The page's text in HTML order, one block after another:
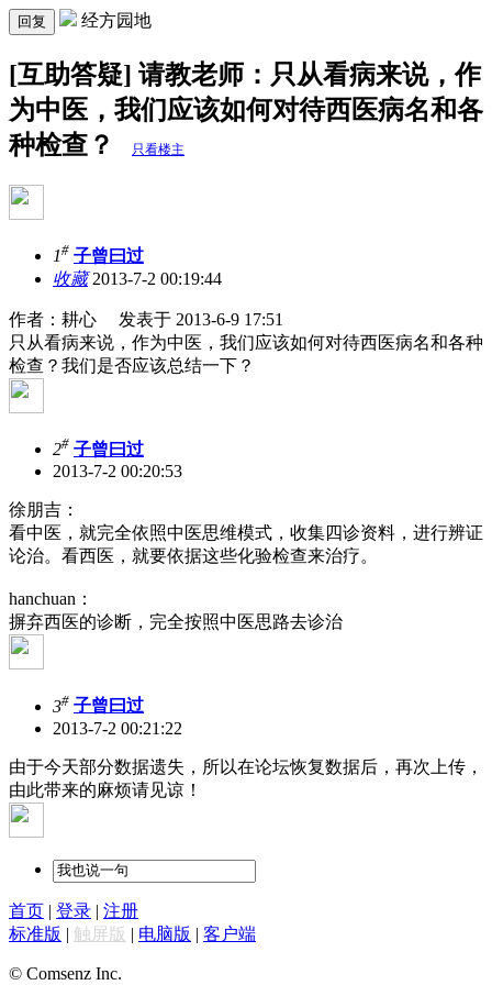
回复 经方园地
[互助答疑] 请教老师：只从看病来说，作
为中医，我们应该如何对待西医病名和各
种检查？
只看楼主
1# 子曾曰过
收藏2013-7-2 00:19:44
作者：耕心 发表于 2013-6-9 17:51
只从看病来说，作为中医，我们应该如何对待西医病名和各种
检查？我们是否应该总结一下？
2# 子曾曰过
2013-7-2 00:20:53
徐朋吉：
看中医，就完全依照中医思维模式，收集四诊资料，进行辨证
论治。看西医，就要依据这些化验检查来治疗。
hanchuan：
摒弃西医的诊断，完全按照中医思路去诊治
3# 子曾曰过
2013-7-2 00:21:22
由于今天部分数据遗失，所以在论坛恢复数据后，再次上传，
由此带来的麻烦请见谅！
首页 | 登录 | 注册
标准版 | 触屏版 | 电脑版 | 客户端
© Comsenz Inc.